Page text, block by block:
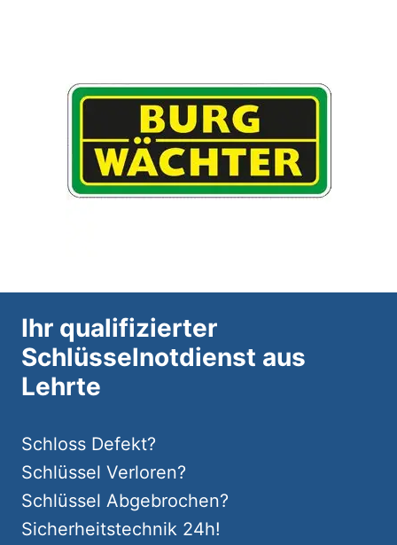
Ihr qualifizierter
Schlüsselnotdienst aus
Lehrte
Schloss Defekt?
Schlüssel Verloren?
Schlüssel Abgebrochen?
Sicherheitstechnik 24h!